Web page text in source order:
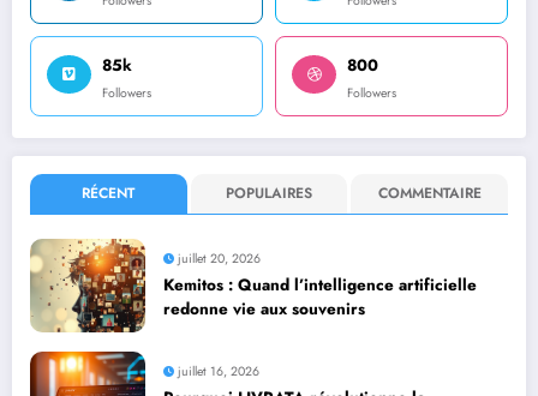
85k
Followers
800
Followers
RÉCENT POPULAIRES COMMENTAIRE
juillet 20, 2026
Kemitos : Quand l’intelligence artificielle
redonne vie aux souvenirs
juillet 16, 2026